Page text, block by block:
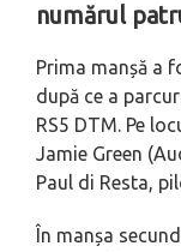
numărul
Prima manșă a
după ce a
RS5 DTM. Pe
Jamie Green
Paul di Resta,
În manșa